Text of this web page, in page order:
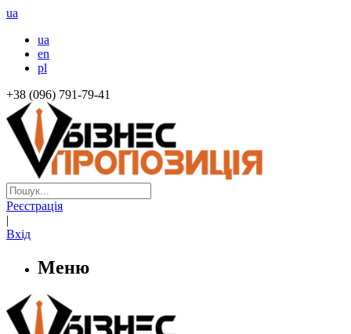
ua
ua
en
pl
+38 (096) 791-79-41
Реєстрація
|
Вхід
Меню